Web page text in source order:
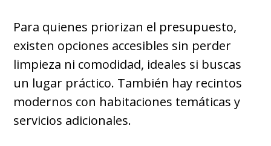
Para quienes priorizan el presupuesto,
existen opciones accesibles sin perder
limpieza ni comodidad, ideales si buscas
un lugar práctico. También hay recintos
modernos con habitaciones temáticas y
servicios adicionales.